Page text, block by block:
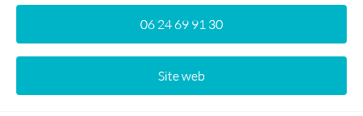
06 24 69 91 30
Site web